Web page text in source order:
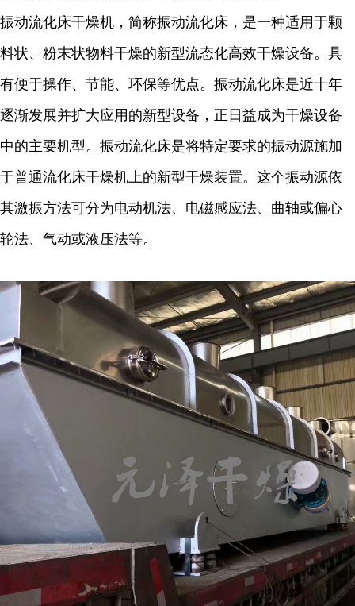
振动流化床干燥机，简称振动流化床，是一种适用于颗
料状、粉末状物料干燥的新型流态化高效干燥设备。具
有便于操作、节能、环保等优点。振动流化床是近十年
逐渐发展并扩大应用的新型设备，正日益成为干燥设备
中的主要机型。振动流化床是将特定要求的振动源施加
于普通流化床干燥机上的新型干燥装置。这个振动源依
其激振方法可分为电动机法、电磁感应法、曲轴或偏心
轮法、气动或液压法等。